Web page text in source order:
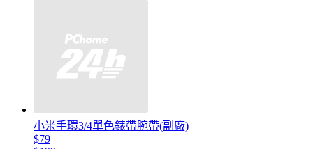
小米手環3/4單色錶帶腕帶(副廠)
$79